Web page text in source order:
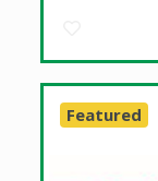
Featured